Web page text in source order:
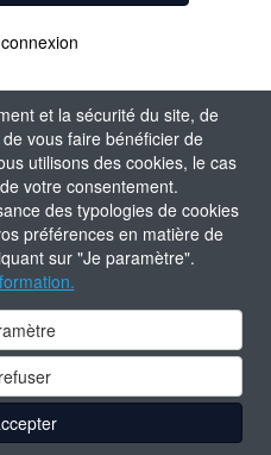
et la sécurité du site, de
vous faire bénéficier de
utilisons des cookies, le cas
votre consentement.
des typologies de cookies
préférences en matière de
sur "Je paramètre".